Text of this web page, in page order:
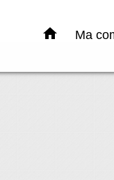
home Ma